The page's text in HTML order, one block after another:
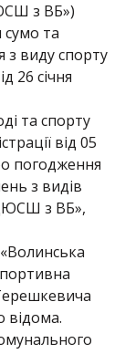
з ВБ»)
сумо та
з виду спорту
26 січня
та спорту
від 05
погодження
з видів
з ВБ»,
відома.